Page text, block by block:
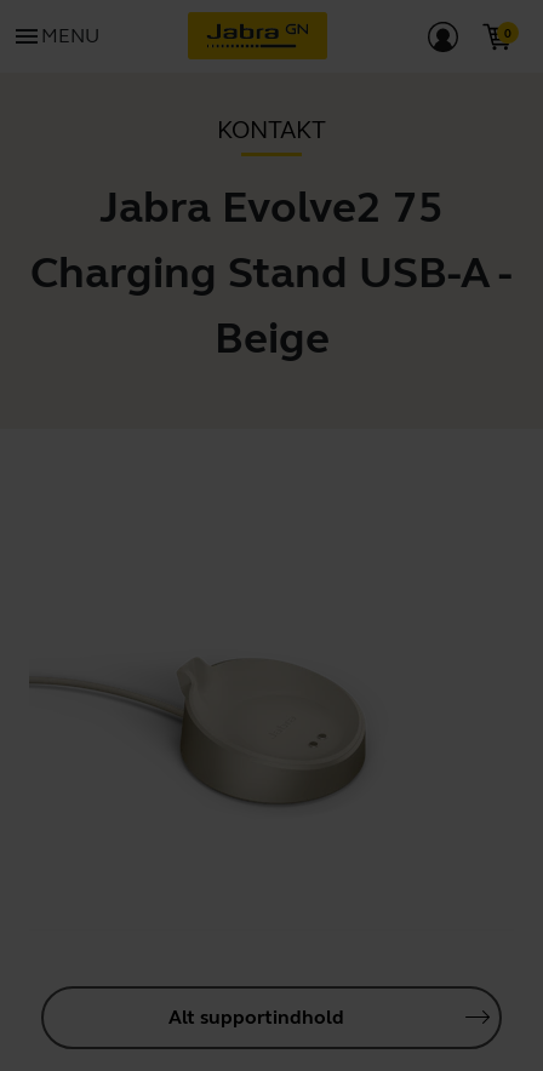
menu MENU
KONTAKT
Jabra Evolve2 75
Charging Stand USB-A -
Beige
Alt supportindhold